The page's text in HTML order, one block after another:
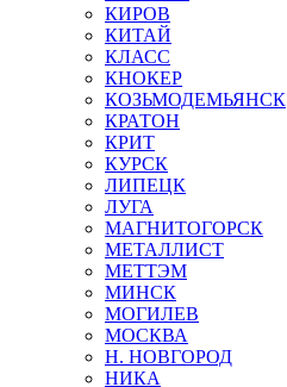
КИРОВ
КИТАЙ
КЛАСС
КНОКЕР
КОЗЬМОДЕМЬЯНСК
КРАТОН
КРИТ
КУРСК
ЛИПЕЦК
ЛУГА
МАГНИТОГОРСК
МЕТАЛЛИСТ
МЕТТЭМ
МИНСК
МОГИЛЕВ
МОСКВА
Н. НОВГОРОД
НИКА